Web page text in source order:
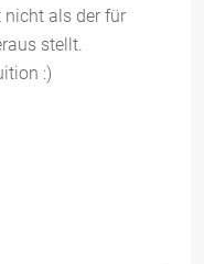
nicht als der für
stellt.
:)